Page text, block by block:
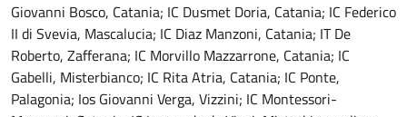
Giovanni Bosco, Catania; IC Dusmet Doria, Catania; IC Federico
II di Svevia, Mascalucia; IC Diaz Manzoni, Catania; IT De
Roberto, Zafferana; IC Morvillo Mazzarrone, Catania; IC
Gabelli, Misterbianco; IC Rita Atria, Catania; IC Ponte,
Palagonia; Ios Giovanni Verga, Vizzini; IC Montessori-